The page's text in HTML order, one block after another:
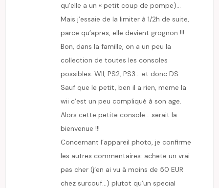
qu’elle a un « petit coup de pompe)…
Mais j’essaie de la limiter à 1/2h de suite,
parce qu’apres, elle devient grognon !!!
Bon, dans la famille, on a un peu la
collection de toutes les consoles
possibles: WII, PS2, PS3… et donc DS
Sauf que le petit, ben il a rien, meme la
wii c’est un peu compliqué à son age.
Alors cette petite console… serait la
bienvenue !!!
Concernant l’appareil photo, je confirme
les autres commentaires: achete un vrai
pas cher (j’en ai vu à moins de 50 EUR
chez surcouf…) plutot qu’un special